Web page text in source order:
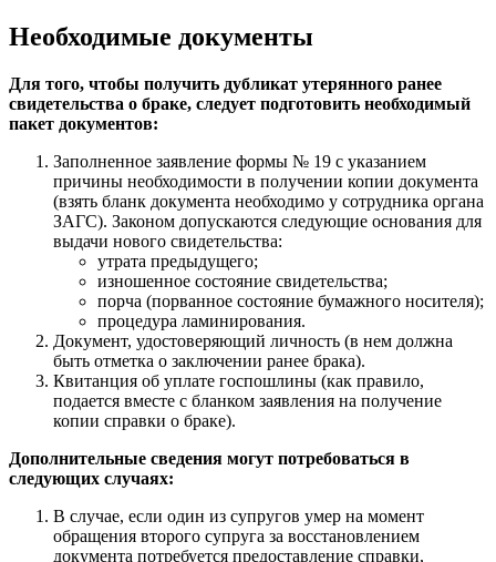
Необходимые документы
Для того, чтобы получить дубликат утерянного ранее
свидетельства о браке, следует подготовить необходимый
пакет документов:
Заполненное заявление формы № 19 с указанием
причины необходимости в получении копии документа
(взять бланк документа необходимо у сотрудника органа
ЗАГС). Законом допускаются следующие основания для
выдачи нового свидетельства:
утрата предыдущего;
изношенное состояние свидетельства;
порча (порванное состояние бумажного носителя);
процедура ламинирования.
Документ, удостоверяющий личность (в нем должна
быть отметка о заключении ранее брака).
Квитанция об уплате госпошлины (как правило,
подается вместе с бланком заявления на получение
копии справки о браке).
Дополнительные сведения могут потребоваться в
следующих случаях:
В случае, если один из супругов умер на момент
обращения второго супруга за восстановлением
документа потребуется предоставление справки,